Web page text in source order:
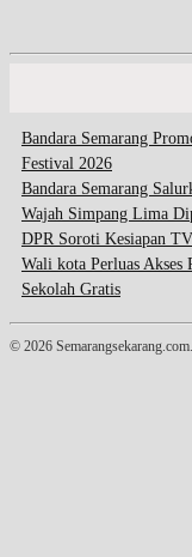
Bandara Semarang
Festival 2026
Bandara Semarang
Wajah Simpang Lima
DPR Soroti Kesiapan
Wali kota Perluas Akses
Sekolah Gratis
© 2026